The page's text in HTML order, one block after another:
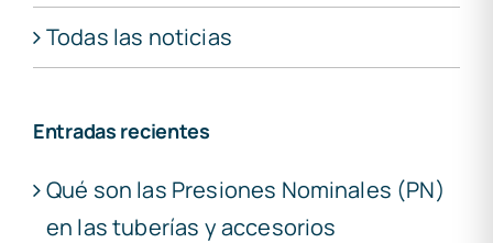
Todas las noticias
Entradas recientes
Qué son las Presiones Nominales (PN)
en las tuberías y accesorios